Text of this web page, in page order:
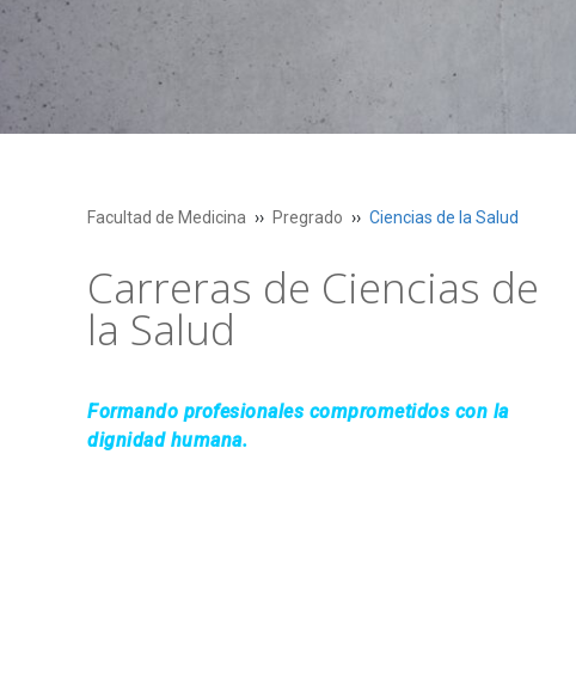
Facultad de Medicina Pregrado Ciencias de la Salud
Carreras de Ciencias de
la Salud
Formando profesionales comprometidos con la
dignidad humana.